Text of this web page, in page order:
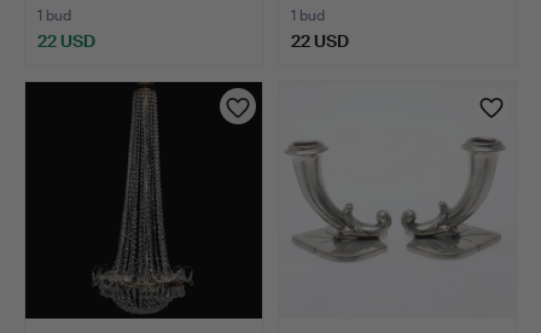
1 bud
22 USD
1 bud
22 USD